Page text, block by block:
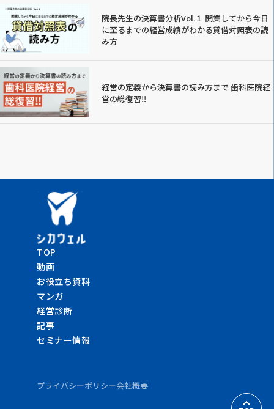
院長先生の決算書分析Vol.１ 開業してから今日
に至るまでの経営成績がわかる貸借対照表の読
み方
経営の定義から決算書の読み方まで 歯科医院経
営の総復習‼
TOP
動画
お役立ち資料
マンガ
経営診断
記事
セミナー情報
プライバシーポリシー会社概要